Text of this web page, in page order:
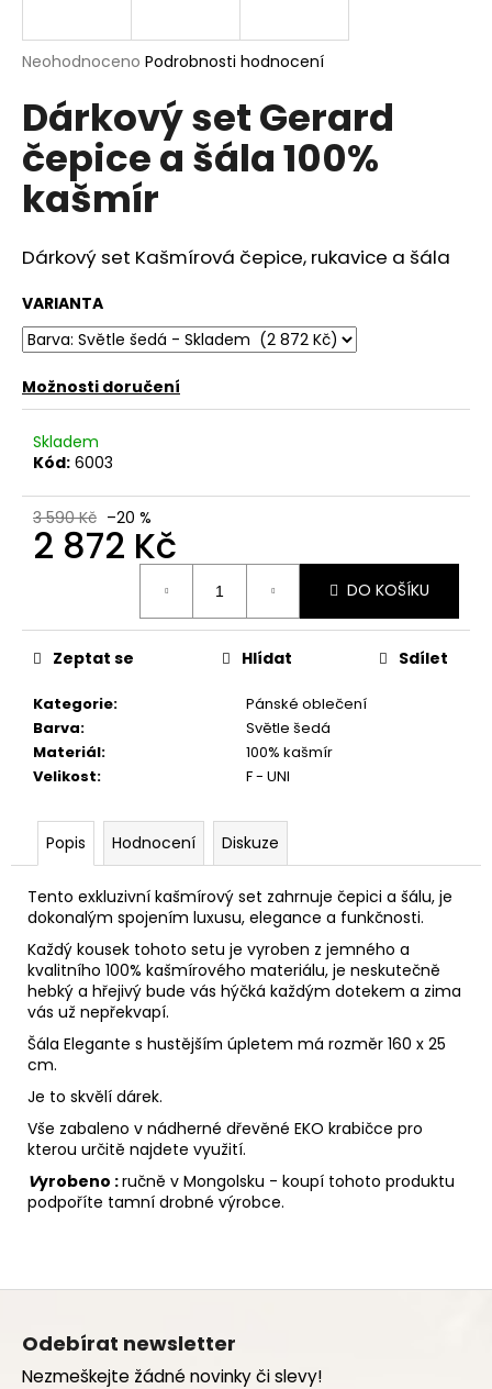
Průměrné
produktu
je
0,0
z
5
hvězdiček.
Neohodnoceno Podrobnosti hodnocení
Dárkový set Gerard
čepice a šála 100%
kašmír
Dárkový set Kašmírová čepice, rukavice a šála
VARIANTA
Možnosti doručení
Skladem
Kód: 6003
3 590 Kč –20 %
2 872 Kč
DO KOŠÍKU
Kategorie:
Pánské oblečení
Barva:
Světle šedá
Materiál:
100% kašmír
Velikost: F - UNI
Zeptat se Hlídat Sdílet
Popis Hodnocení Diskuze
Tento exkluzivní kašmírový set zahrnuje čepici a šálu, je
dokonalým spojením luxusu, elegance a funkčnosti.
Každý kousek tohoto setu je vyroben z jemného a
kvalitního 100% kašmírového materiálu, je neskutečně
hebký a hřejivý bude vás hýčká každým dotekem a zima
vás už nepřekvapí.
Šála Elegante s hustějším úpletem má rozměr 160 x 25
cm.
Je to skvělí dárek.
Vše zabaleno v nádherné dřevěné EKO krabičce pro
kterou určitě najdete využití.
Vyrobeno :ručně v Mongolsku - koupí tohoto produktu
podpoříte tamní drobné výrobce.
j
t
?
HLEDAT
D
o
p
u
č
u
Z
Odebírat newsletter
Nezmeškejte žádné novinky či slevy!